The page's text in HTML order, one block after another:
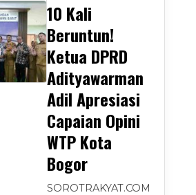
10 Kali
Beruntun!
Ketua DPRD
Adityawarman
Adil Apresiasi
Capaian Opini
WTP Kota
Bogor
SOROTRAKYAT.COM